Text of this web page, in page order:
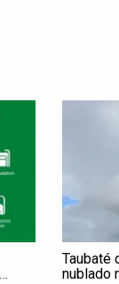
Taubaté
nublado